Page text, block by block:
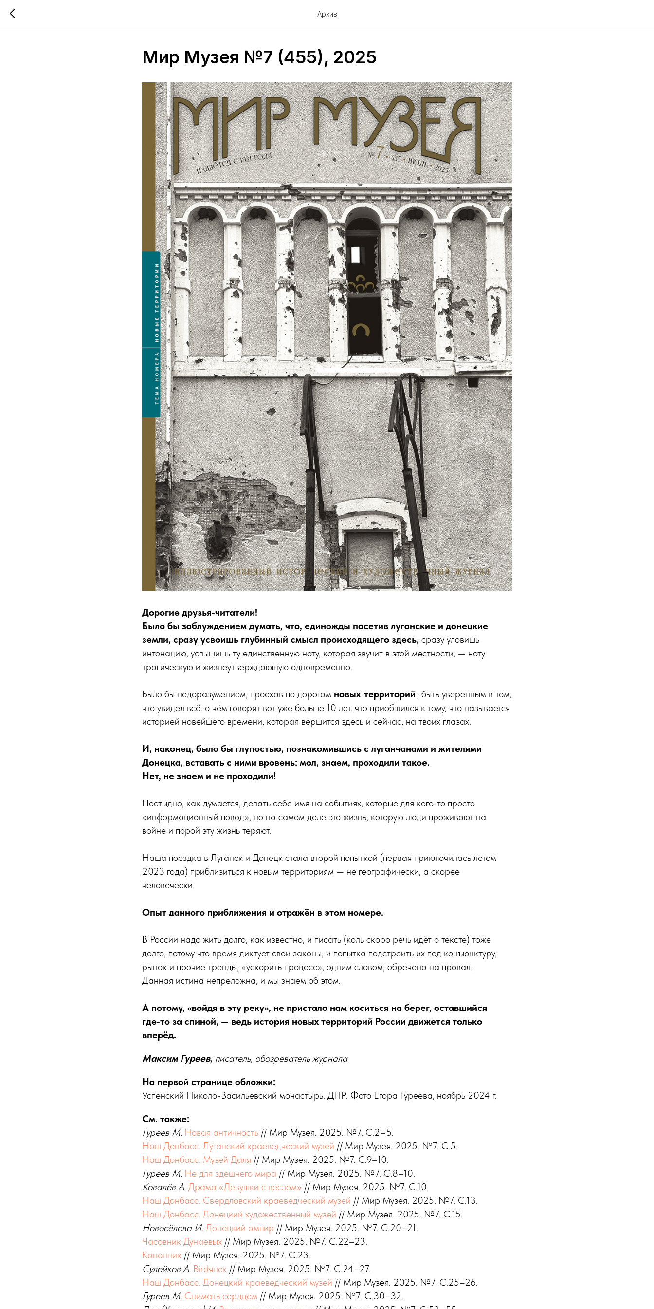
Архив
Мир Музея №7 (455), 2025
Дорогие друзья‑читатели!
Было бы заблуждением думать, что, единожды посетив луганские и донецкие
земли, сразу усвоишь глубинный смысл происходящего здесь, сразу уловишь
интонацию, услышишь ту единственную ноту, которая звучит в этой местности, — ноту
трагическую и жизне­утверж­дающую одновременно.
Было бы недоразумением, проехав по дорогам новых территорий , быть уверенным в том,
что увидел всё, о чём говорят вот уже больше 10 лет, что приобщился к тому, что называется
историей новейшего времени, которая вершится здесь и сейчас, на твоих глазах.
И, наконец, было бы глупостью, познакомившись с луганчанами и жите­лями
Донецка, вставать с ними вровень: мол, знаем, проходили такое.
Нет, не знаем и не проходили!
Постыдно, как думается, делать себе имя на событиях, которые для кого‑то просто
«информационный повод», но на самом деле это жизнь, которую люди проживают на
войне и порой эту жизнь теряют.
Наша поездка в Луганск и Донецк стала второй попыткой (первая при­клю­чи­лась летом
2023 года) приблизиться к новым территориям — не географически, а скорее
человечески.
Опыт данного приближения и отражён в этом номере.
В России надо жить долго, как известно, и писать (коль скоро речь идёт о тексте) тоже
долго, потому что время диктует свои законы, и попытка подстроить их под конъюнктуру,
рынок и прочие тренды, «ускорить процесс», одним словом, обречена на провал.
Данная истина непреложна, и мы знаем об этом.
А потому, «войдя в эту реку», не пристало нам коситься на берег, оставшийся
где‑то за спиной, — ведь история новых территорий России движется только
вперёд.
Максим Гуреев, писатель, обозреватель журнала
На первой странице обложки:
Успен­ский Ни­коло-Василь­ев­ский монастырь. ДНР. Фото Егора Гуреева, ноябрь 2024 г.
См. также:
Гуреев М. Новая античность // Мир Музея. 2025. №7. С.2–5.
Наш Донбасс. Луганский краеведческий музей // Мир Музея. 2025. №7. С.5.
Наш Донбасс. Музей Даля // Мир Музея. 2025. №7. С.9–10.
Гуреев М. Не для здешнего мира // Мир Музея. 2025. №7. С.8–10.
Ковалёв А. Драма «Девушки с веслом» // Мир Музея. 2025. №7. С.10.
Наш Донбасс. Свердловский краеведческий музей // Мир Музея. 2025. №7. С.13.
Наш Донбасс. Донецкий художественный музей // Мир Музея. 2025. №7. С.15.
Новосёлова И. Донецкий ампир // Мир Музея. 2025. №7. С.20–21.
Часовник Дунаевых // Мир Музея. 2025. №7. С.22–23.
Канонник // Мир Музея. 2025. №7. С.23.
Сулейков А. Birdянск // Мир Музея. 2025. №7. С.24–27.
Наш Донбасс. Донецкий краеведческий музей // Мир Музея. 2025. №7. С.25–26.
Гуреев М. Снимать сердцем // Мир Музея. 2025. №7. С.30–32.